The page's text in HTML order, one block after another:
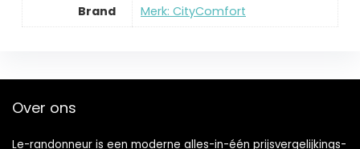
Brand Merk: CityComfort
Over ons
Le-randonneur is een moderne alles-in-één prijsvergelijkings-